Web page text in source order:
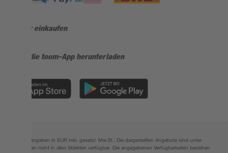
Sicher einkaufen
Jetzt die toom-App herunterladen
Alle Preisangaben in EUR inkl. gesetzl. MwSt.. Die dargestellten Angebote sind unter
Umständen nicht in allen Märkten verfügbar. Die angegebenen Verfügbarkeiten beziehen